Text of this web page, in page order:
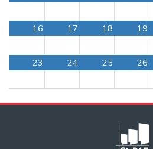
16 17 18 19
23 24 25 26